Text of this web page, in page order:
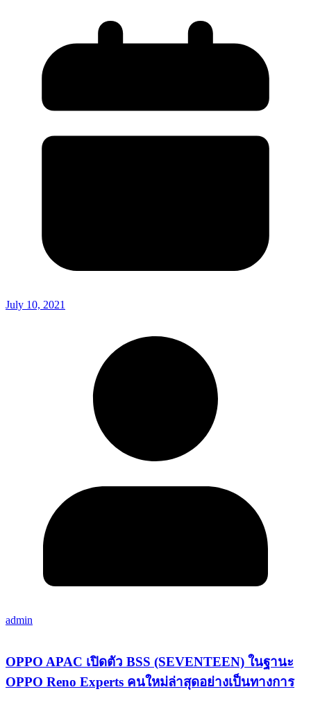
July 10, 2021
admin
OPPO APAC เปิดตัว BSS (SEVENTEEN) ในฐานะ
OPPO Reno Experts คนใหม่ล่าสุดอย่างเป็นทางการ